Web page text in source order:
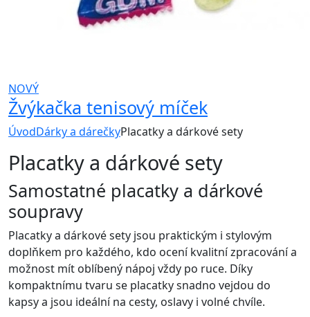
NOVÝ
Žvýkačka tenisový míček
ÚvodDárky a dárečkyPlacatky a dárkové sety
Placatky a dárkové sety
Samostatné placatky a dárkové
soupravy
Placatky a dárkové sety jsou praktickým i stylovým
doplňkem pro každého, kdo ocení kvalitní zpracování a
možnost mít oblíbený nápoj vždy po ruce. Díky
kompaktnímu tvaru se placatky snadno vejdou do
kapsy a jsou ideální na cesty, oslavy i volné chvíle.